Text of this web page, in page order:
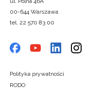
00-644 Warszawa
tel. 22 570 83 00
Polityka prywatności
RODO